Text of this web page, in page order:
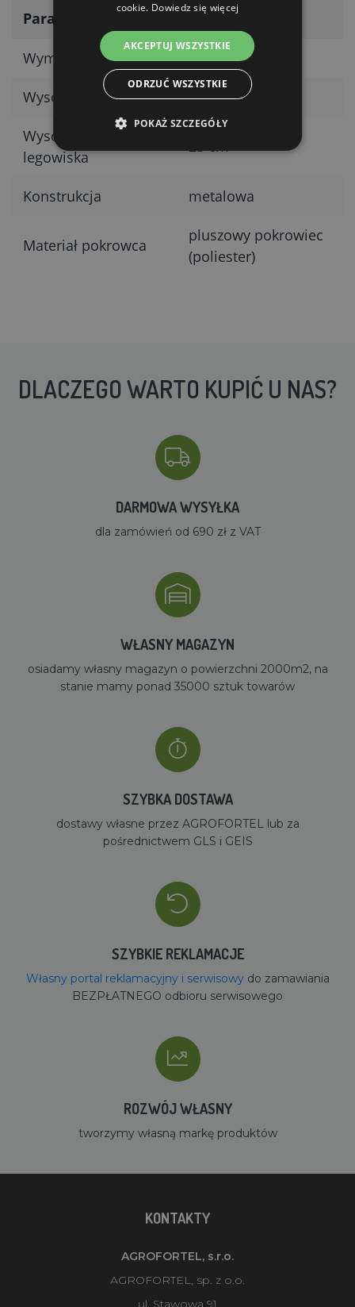
Parametr Wartość
Wymiary średnica 50 cm
Wysokość całkowita 40 cm
Wysokość wejścia do
legowiska
Konstrukcja metalowa
Materiał pokrowca
pluszowy pokrowiec
(poliester)
DLACZEGO WARTO KUPIĆ U NAS?
DARMOWA WYSYŁKA
dla zamówień od 690 zł z VAT
WŁASNY MAGAZYN
osiadamy własny magazyn o powierzchni 2000m2, na
stanie mamy ponad 35000 sztuk towarów
SZYBKA DOSTAWA
dostawy własne przez AGROFORTEL lub za
pośrednictwem GLS i GEIS
SZYBKIE REKLAMACJE
Własny portal reklamacyjny i serwisowydo zamawiania
BEZPŁATNEGO odbioru serwisowego
ROZWÓJ WŁASNY
tworzymy własną markę produktów
KONTAKTY
AGROFORTEL, s.r.o.
AGROFORTEL, sp. z o.o.
ul. Stawowa 91
cookie. Dowiedz się więcej
AKCEPTUJ WSZYSTKIE
ODRZUĆ WSZYSTKIE
POKAŻ SZCZEGÓŁY